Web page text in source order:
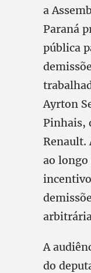
a
Paraná
pública
Ayrton
Pinhais,
Renault.
ao longo
A
do